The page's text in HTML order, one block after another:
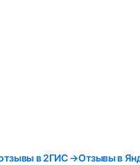
в 2ГИС →Отзывы в